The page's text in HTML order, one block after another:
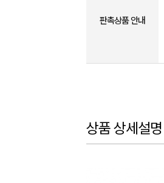
판촉상품 안내
상품 상세설명